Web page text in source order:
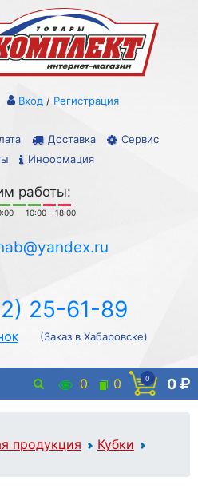
Доставка
Сервис
Информация
Вход / Регистрация
работы:
10:00 - 18:00
25-61-89
(Заказ в Хабаровске)
0 0 0 0
продукция
Кубки